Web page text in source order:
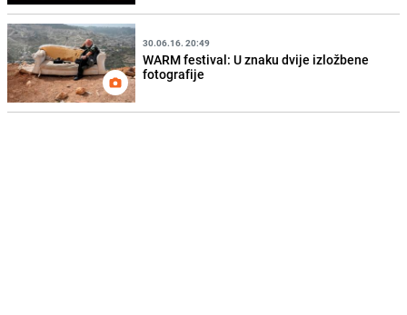
30.06.16. 20:49
WARM festival: U znaku dvije izložbene
fotografije